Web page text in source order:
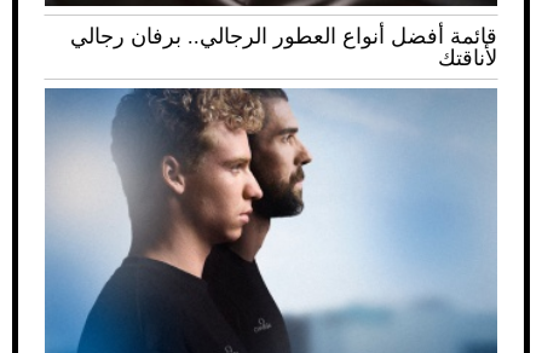
قائمة أفضل أنواع العطور الرجالي.. برفان رجالي
لأناقتك